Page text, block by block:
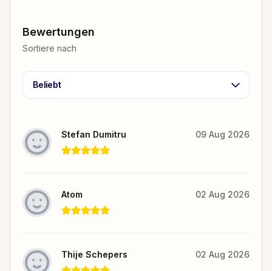
Bewertungen
Sortiere nach
Beliebt
Stefan Dumitru 09 Aug 2026
Atom 02 Aug 2026
Thije Schepers 02 Aug 2026